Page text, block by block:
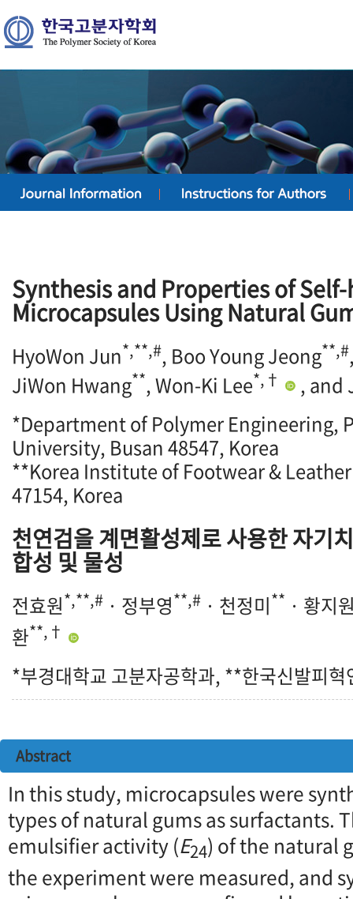
Synthesis and Properties of
Microcapsules Using Natural
HyoWon Jun*,**,#, Boo Young Jeong**,#
JiWon Hwang**, Won-Ki Lee*,†
, and
*Department of Polymer Engineering,
University, Busan 48547, Korea
**Korea Institute of Footwear &
47154, Korea
천연검을 계면활성제로 사용한 자기
합성 및 물성
전효원*,**,# · 정부영**,# · 천정미** · 황지
환**,†
*부경대학교 고분자공학과, **한국신발피혁
Abstract
In this study, microcapsules were
types of natural gums as surfactants.
emulsifier activity (E24) of the natural
the experiment were measured, and